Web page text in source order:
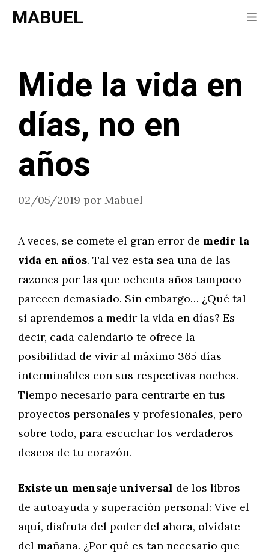
SaltarMABUEL
Mide la vida en
días, no en
años
02/05/2019 por Mabuel
A veces, se comete el gran error de medir la
vida en años. Tal vez esta sea una de las
razones por las que ochenta años tampoco
parecen demasiado. Sin embargo… ¿Qué tal
si aprendemos a medir la vida en días? Es
decir, cada calendario te ofrece la
posibilidad de vivir al máximo 365 días
interminables con sus respectivas noches.
Tiempo necesario para centrarte en tus
proyectos personales y profesionales, pero
sobre todo, para escuchar los verdaderos
deseos de tu corazón.
Existe un mensaje universal de los libros
de autoayuda y superación personal: Vive el
aquí, disfruta del poder del ahora, olvídate
del mañana. ¿Por qué es tan necesario que